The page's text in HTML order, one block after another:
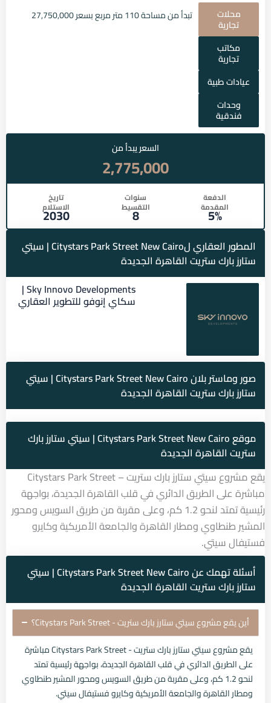
محلات
تجارية
مكاتب
تجارية
عيادات طبية
وحدات
فندقية
تبدأ من مساحة 110 متر مربع بسعر 27,750,000
السعر يبدأ من
2,775,000
الدفعة
المقدمة
5%
سنوات
التقسيط
8
تاريخ
الاستلام
2030
المطور العقاري لCitystars Park Street New Cairo | سيتي
ستارز بارك ستريت القاهرة الجديدة
Sky Innovo Developments |
سكاي إنوفو للتطوير العقاري
صور وماستر بلان Citystars Park Street New Cairo | سيتي
ستارز بارك ستريت القاهرة الجديدة
موقع Citystars Park Street New Cairo | سيتي ستارز بارك
ستريت القاهرة الجديدة
يقع مشروع سيتي ستارز بارك ستريت – Citystars Park Street
مباشرة على الطريق الدائري في قلب القاهرة الجديدة، بواجهة
رئيسية تمتد لنحو 1.2 كم، وعلى مقربة من طريق السويس ومحور
المشير طنطاوي ومطار القاهرة والجامعة الأمريكية وكايرو
فستيفال سيتي.
أسئلة تهمك عن Citystars Park Street New Cairo | سيتي
ستارز بارك ستريت القاهرة الجديدة
أين يقع مشروع سيتي ستارز بارك ستريت - Citystars Park Street؟
يقع مشروع سيتي ستارز بارك ستريت - Citystars Park Street مباشرة
على الطريق الدائري في قلب القاهرة الجديدة، بواجهة رئيسية تمتد
لنحو 1.2 كم، وعلى مقربة من طريق السويس ومحور المشير طنطاوي
ومطار القاهرة والجامعة الأمريكية وكايرو فستيفال سيتي.